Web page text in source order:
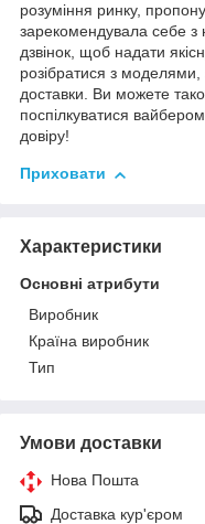
розуміння ринку,
зарекомендувала себе
дзвінок, щоб надати
розібратися з
доставки. Ви можете
поспілкуватися
довіру!
Приховати
Характеристики
Основні атрибути
Виробник
Країна виробник
Тип
Умови доставки
Нова Пошта
Доставка кур'єром